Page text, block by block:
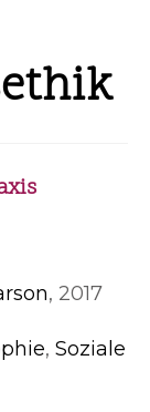
, 2017
, Soziale